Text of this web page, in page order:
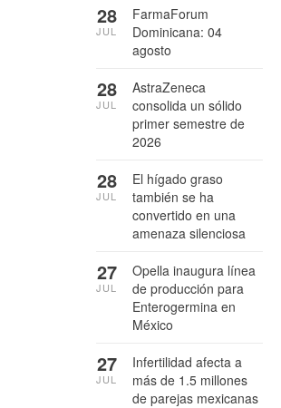
FarmaForum
Dominicana: 04
agosto
28
JUL
AstraZeneca
consolida un sólido
primer semestre de
2026
28
JUL
El hígado graso
también se ha
convertido en una
amenaza silenciosa
28
JUL
Opella inaugura línea
de producción para
Enterogermina en
México
27
JUL
Infertilidad afecta a
más de 1.5 millones
de parejas mexicanas
27
JUL